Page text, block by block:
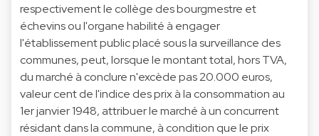
respectivement le collège des bourgmestre et
échevins ou l'organe habilité à engager
l'établissement public placé sous la surveillance des
communes, peut, lorsque le montant total, hors TVA,
du marché à conclure n'excède pas 20.000 euros,
valeur cent de l'indice des prix à la consommation au
1er janvier 1948, attribuer le marché à un concurrent
résidant dans la commune, à condition que le prix